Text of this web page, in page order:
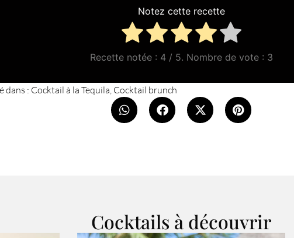
Notez cette recette
Recette notée : 4/ 5. Nombre de vote : 3
dans : Cocktail à la Tequila, Cocktail brunch
Cocktails à découvrir